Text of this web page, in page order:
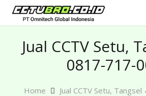
Jual CCTV Setu,
0817-717-
Home
Jual CCTV Setu,